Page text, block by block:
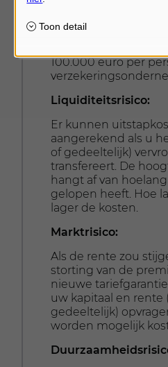
rechtspersonen
vallen onder het
100.000 euro per
Liquiditeitsrisico:
Er kunnen
aangerekend als u
of gedeeltelijk)
transfereert. De
hangt af van
gelopen heeft. Hoe
lager de kosten.
Marktrisico:
Als de rente zou
storting van de
nieuwe
uw kapitaal en rente
gedeeltelijk)
worden mogelijk